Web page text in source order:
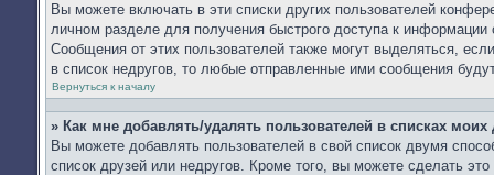
Вы можете включать в эти списки других пользователей
личном разделе для получения быстрого доступа к
Сообщения от этих пользователей также могут выделяться,
в список недругов, то любые отправленные ими сообщения
Вернуться к началу
» Как мне добавлять/удалять пользователей в списках моих
Вы можете добавлять пользователей в свой список двумя
список друзей или недругов. Кроме того, вы можете сделать